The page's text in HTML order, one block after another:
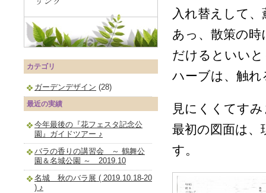
入れ替えして
あっ、散策の
だけるといい
ハーブは、触
見にくくてす
最初の図面は、
す。
カテゴリ
ガーデンデザイン (28)
最近の実績
今年最後の『花フェスタ記念公
園』ガイドツアー ♪
バラの香りの講習会 ～ 鶴舞公
園＆名城公園 ～ 2019.10
名城 秋のバラ展 ( 2019.10.18-20
) ♪